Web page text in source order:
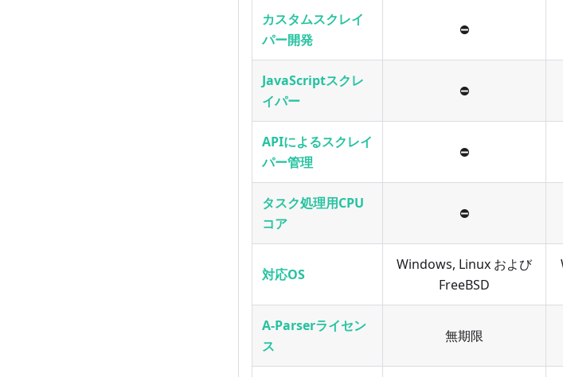
カスタムスクレイ
パー開発
⛔
JavaScriptスクレ
イパー
⛔
APIによるスクレイ
パー管理
⛔
タスク処理用CPU
コア
⛔
対応OS
Windows, Linux および
FreeBSD
A-Parserライセン
ス
無期限